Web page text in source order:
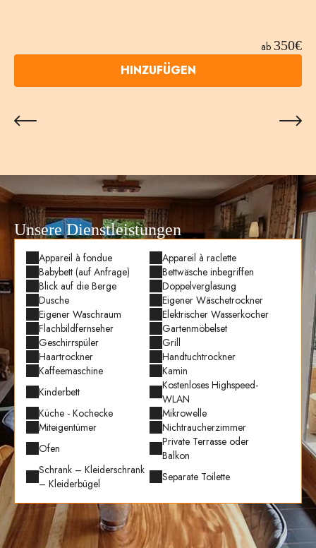
ab 350€
HINZUFÜGEN
Unsere Dienstleistungen
Appareil à fondue
Appareil à raclette
Babybett (auf Anfrage)
Bettwäsche inbegriffen
Blick auf die Berge
Doppelverglasung
Dusche
Eigener Wäschetrockner
Eigener Waschraum
Elektrischer Wasserkocher
Flachbildfernseher
Gartenmöbelset
Geschirrspüler
Grill
Haartrockner
Handtuchtrockner
Kaffeemaschine
Kamin
Kinderbett
Kostenloses Highspeed-
WLAN
Küche - Kochecke
Mikrowelle
Miteigentümer
Nichtraucherzimmer
Ofen
Private Terrasse oder
Balkon
Schrank – Kleiderschrank
– Kleiderbügel
Separate Toilette
Staubsauger
Tiefkühltruhe
Toaster
Unabhängigen Zugang
Waschmaschine
WLAN